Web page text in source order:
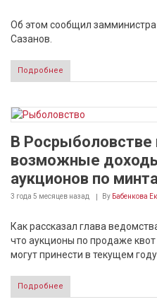
Об этом сообщил
Сазанов.
Подробнее
В Росрыболовстве
возможные
аукционов по
3 года 5 месяцев назад By Бабенкова
Как рассказал глава
что аукционы по продаже
могут принести в текущем
Подробнее